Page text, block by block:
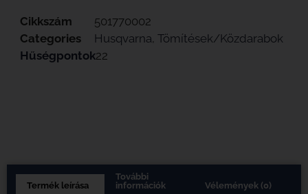
Cikkszám
501770002
Categories
Husqvarna, Tömítések/Közdarabok
Hűségpontok22
Termék leírása
További
információk
Vélemények (0)